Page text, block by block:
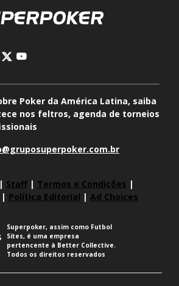
Poker da América Latina, saiba
nos feltros, agenda de torneios
| Staff| Termos e Condições |
| Política Editorial | Ad Choices
Superpoker, assim como Futbol
Sites, é uma empresa
pertencente à Better Collective.
Todos os direitos reservados